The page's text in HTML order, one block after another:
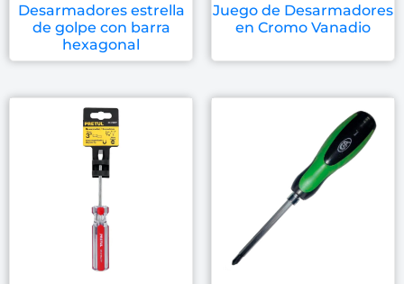
Desarmadores estrella
de golpe con barra
hexagonal
Juego de Desarmadores
en Cromo Vanadio